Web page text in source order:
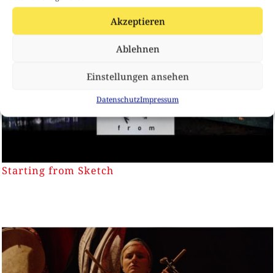
Akzeptieren
Ablehnen
Einstellungen ansehen
DatenschutzImpressum
Starting from Sketch